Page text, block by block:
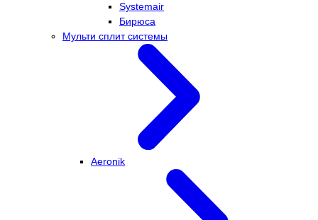
Systemair
Бирюса
Мульти сплит системы
Aeronik